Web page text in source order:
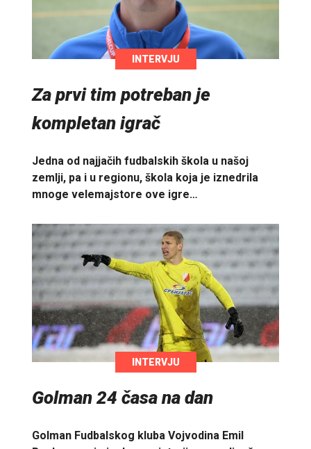
INTERVJU
Za prvi tim potreban je
kompletan igrač
Jedna od najjačih fudbalskih škola u našoj
zemlji, pa i u regionu, škola koja je iznedrila
mnoge velemajstore ove igre…
INTERVJU
Golman 24 časa na dan
Golman Fudbalskog kluba Vojvodina Emil